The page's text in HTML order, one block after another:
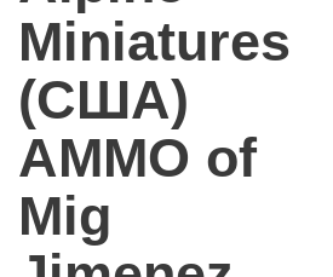
Miniatures
(США)
AMMO of
Mig